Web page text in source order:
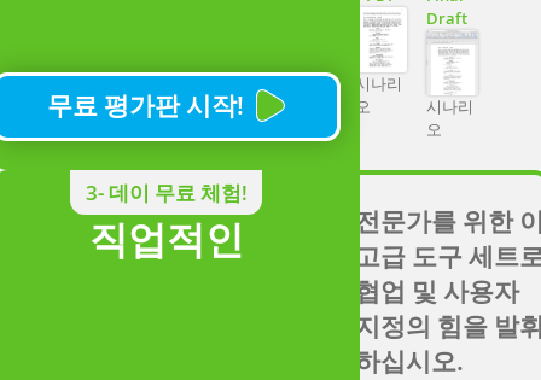
무료 평가판 시작!
시나리
오
Draft
시나리
오
3- 데이 무료 체험!
직업적인
전문가를 위한
고급 도구 세트
협업 및 사용자
지정의 힘을 발
하십시오.
SoCreate의 위치
캐릭터에 대한 전
이미지 갤러리에
세스하거나 자신의
이미지를 업로드하
실시간 협업
SoCreate의 피드
기능을 통한 공유(
시 예정!)